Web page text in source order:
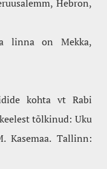
Hebron,
linna on Mekka,
kohta vt Rabi
tõlkinud: Uku
Kasemaa. Tallinn: